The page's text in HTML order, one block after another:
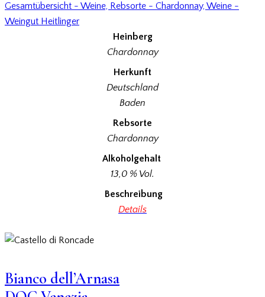
Gesamtübersicht - Weine, Rebsorte - Chardonnay, Weine -
Weingut Heitlinger
Heinberg
Chardonnay
Herkunft
Deutschland
Baden
Rebsorte
Chardonnay
Alkoholgehalt
13,0 % Vol.
Beschreibung
Details
Bianco dell’Arnasa